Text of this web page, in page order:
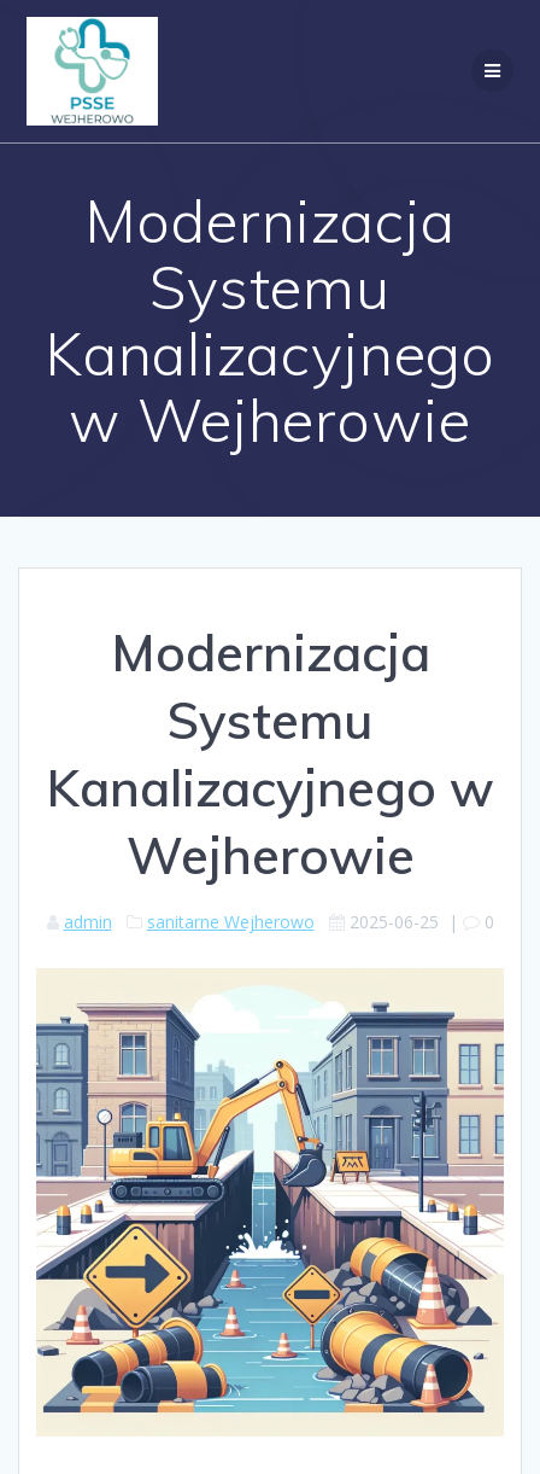
Modernizacja
Systemu
Kanalizacyjnego
w Wejherowie
Modernizacja
Systemu
Kanalizacyjnego w
Wejherowie
admin sanitarne Wejherowo 2025-06-25 | 0